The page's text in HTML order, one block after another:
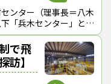
皆様の手となり足
をお届けしてまい
ンター（理事長＝八木
「兵木センター」と
庫県）が企業を公募・
で飛
訪】